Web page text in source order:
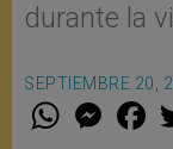
durante la
SEPTIEMBRE 20,
W M
e
F
a